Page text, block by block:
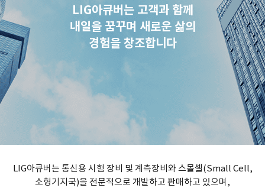
LIG아큐버는 고객과 함께
내일을 꿈꾸며 새로운 삶의
경험을 창조합니다
LIG아큐버는 통신용 시험 장비 및 계측장비와 스몰셀(Small Cell,
소형기지국)을 전문적으로 개발하고 판매하고 있으며,